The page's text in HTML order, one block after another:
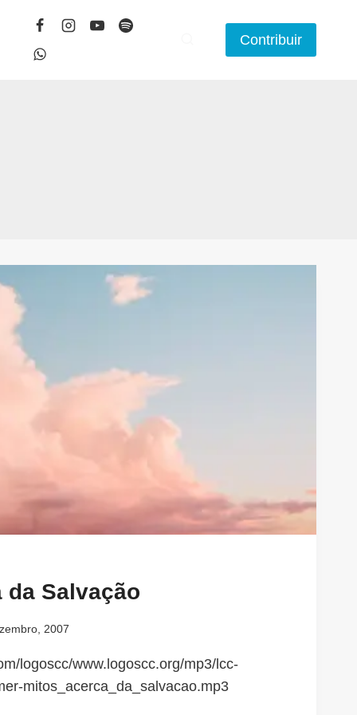
Contribuir
da Salvação
2007
logoscc/www.logoscc.org/mp3/lcc-
mitos_acerca_da_salvacao.mp3